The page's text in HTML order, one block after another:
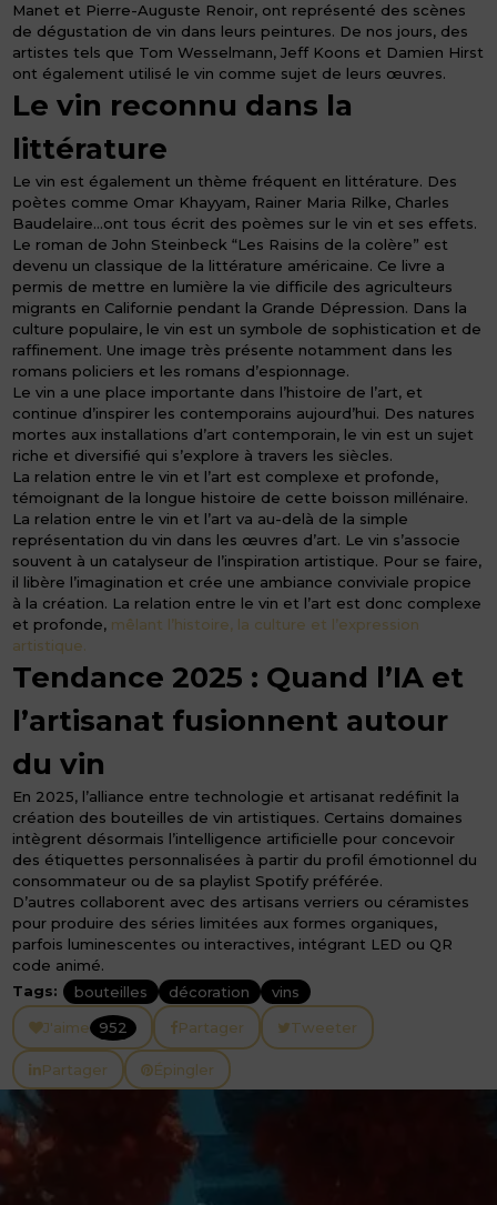
Manet et Pierre-Auguste Renoir, ont représenté des scènes
de dégustation de vin dans leurs peintures. De nos jours, des
artistes tels que Tom Wesselmann, Jeff Koons et Damien Hirst
ont également utilisé le vin comme sujet de leurs œuvres.
Le vin reconnu dans la
littérature
Le vin est également un thème fréquent en littérature. Des
poètes comme Omar Khayyam, Rainer Maria Rilke, Charles
Baudelaire…ont tous écrit des poèmes sur le vin et ses effets.
Le roman de John Steinbeck “Les Raisins de la colère” est
devenu un classique de la littérature américaine. Ce livre a
permis de mettre en lumière la vie difficile des agriculteurs
migrants en Californie pendant la Grande Dépression. Dans la
culture populaire, le vin est un symbole de sophistication et de
raffinement. Une image très présente notamment dans les
romans policiers et les romans d’espionnage.
Le vin a une place importante dans l’histoire de l’art, et
continue d’inspirer les contemporains aujourd’hui. Des natures
mortes aux installations d’art contemporain, le vin est un sujet
riche et diversifié qui s’explore à travers les siècles.
La relation entre le vin et l’art est complexe et profonde,
témoignant de la longue histoire de cette boisson millénaire.
La relation entre le vin et l’art va au-delà de la simple
représentation du vin dans les œuvres d’art. Le vin s’associe
souvent à un catalyseur de l’inspiration artistique. Pour se faire,
il libère l’imagination et crée une ambiance conviviale propice
à la création. La relation entre le vin et l’art est donc complexe
et profonde, mêlant l’histoire, la culture et l’expression
artistique.
Tendance 2025 : Quand l’IA et
l’artisanat fusionnent autour
du vin
En 2025, l’alliance entre technologie et artisanat redéfinit la
création des bouteilles de vin artistiques. Certains domaines
intègrent désormais l’intelligence artificielle pour concevoir
des étiquettes personnalisées à partir du profil émotionnel du
consommateur ou de sa playlist Spotify préférée.
D’autres collaborent avec des artisans verriers ou céramistes
pour produire des séries limitées aux formes organiques,
parfois luminescentes ou interactives, intégrant LED ou QR
code animé.
Tags:
bouteilles décoration
vins
J'aime 952 Partager Tweeter
Partager Épingler